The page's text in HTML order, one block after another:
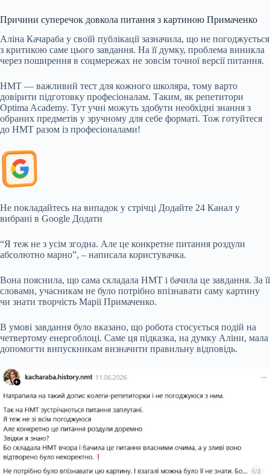
Причини суперечок довкола питання з картиною Примаченко
Аліна Качараба у своїй публікації зазначила, що не погоджується
з критикою саме цього завдання. На її думку, проблема виникла
через поширення в соцмережах не зовсім точної версії питання.
НМТ — важливий тест для кожного школяра, тому варто
довірити підготовку професіоналам. Таким, як репетитори
Optima Academy. Тут учні можуть здобути необхідні знання з
обраних предметів у зручному для себе форматі. Тож готуйтеся
до НМТ разом із професіоналами!
Не покладайтесь на випадок у стрічці Додайте 24 Канал у
вибрані в Google Додати
“Я теж не з усім згодна. Але це конкретне питання роздули
абсолютно марно”, – написала користувачка.
Вона пояснила, що сама складала НМТ і бачила це завдання. За її
словами, учасникам не було потрібно впізнавати саму картину
чи знати творчість Марії Примаченко.
В умові завдання було вказано, що робота стосується подій на
четвертому енергоблоці. Саме ця підказка, на думку Аліни, мала
допомогти випускникам визначити правильну відповідь.